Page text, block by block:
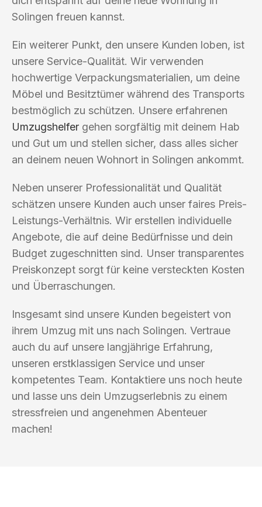
Solingen freuen kannst.
Ein weiterer Punkt, den unsere Kunden loben, ist
unsere Service-Qualität. Wir verwenden
hochwertige Verpackungsmaterialien, um deine
Möbel und Besitztümer während des Transports
bestmöglich zu schützen. Unsere erfahrenen
Umzugshelfer gehen sorgfältig mit deinem Hab
und Gut um und stellen sicher, dass alles sicher
an deinem neuen Wohnort in Solingen ankommt.
Neben unserer Professionalität und Qualität
schätzen unsere Kunden auch unser faires Preis-
Leistungs-Verhältnis. Wir erstellen individuelle
Angebote, die auf deine Bedürfnisse und dein
Budget zugeschnitten sind. Unser transparentes
Preiskonzept sorgt für keine versteckten Kosten
und Überraschungen.
Insgesamt sind unsere Kunden begeistert von
ihrem Umzug mit uns nach Solingen. Vertraue
auch du auf unsere langjährige Erfahrung,
unseren erstklassigen Service und unser
kompetentes Team. Kontaktiere uns noch heute
und lasse uns dein Umzugserlebnis zu einem
stressfreien und angenehmen Abenteuer
machen!